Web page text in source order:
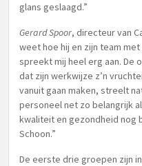
glans geslaagd.”
Gerard Spoor, directeur van
weet hoe hij en zijn team
spreekt mij heel erg aan. De
dat zijn werkwijze z’n
vanuit gaan maken, streelt
personeel net zo belangrijk
kwaliteit en gezondheid nog
Schoon.”
De eerste drie groepen zijn